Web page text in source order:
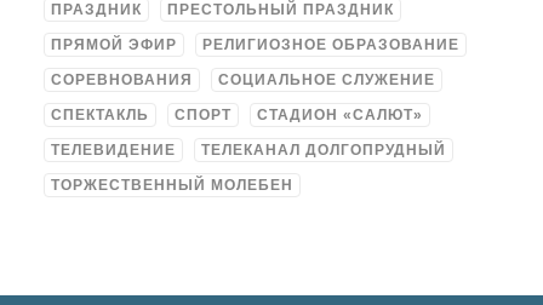
ПРАЗДНИК ПРЕСТОЛЬНЫЙ ПРАЗДНИК
ПРЯМОЙ ЭФИР РЕЛИГИОЗНОЕ ОБРАЗОВАНИЕ
СОРЕВНОВАНИЯ СОЦИАЛЬНОЕ СЛУЖЕНИЕ
СПЕКТАКЛЬ СПОРТ СТАДИОН «САЛЮТ»
ТЕЛЕВИДЕНИЕ ТЕЛЕКАНАЛ ДОЛГОПРУДНЫЙ
ТОРЖЕСТВЕННЫЙ МОЛЕБЕН